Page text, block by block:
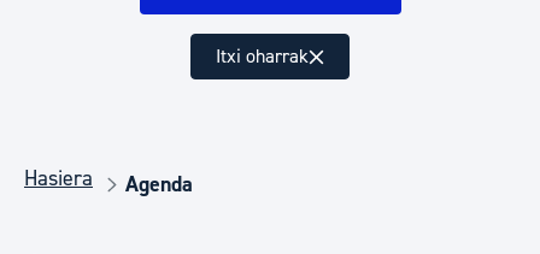
Itxi oharrak
Hasiera Agenda